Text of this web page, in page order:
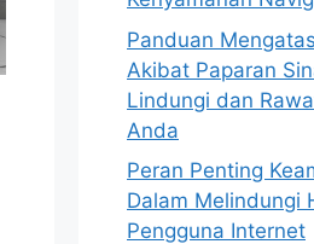
Panduan
Akibat Paparan
Lindungi dan
Anda
Peran Penting
Dalam Melindungi
Pengguna Internet